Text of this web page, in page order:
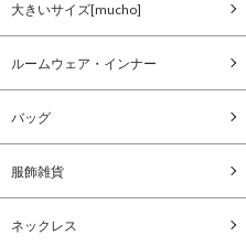
大きいサイズ[mucho]
ルームウェア・インナー
バッグ
服飾雑貨
ネックレス